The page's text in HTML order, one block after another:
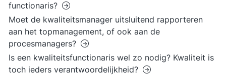
functionaris?
Moet de kwaliteitsmanager uitsluitend rapporteren
aan het topmanagement, of ook aan de
procesmanagers?
Is een kwaliteitsfunctionaris wel zo nodig? Kwaliteit is
toch ieders verantwoordelijkheid?